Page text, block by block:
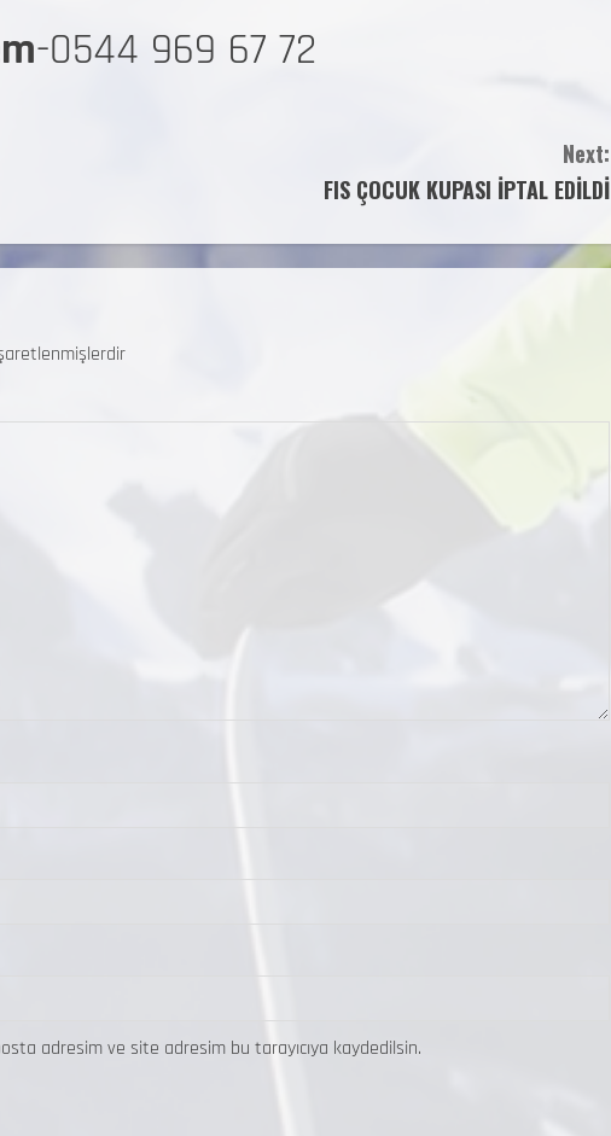
-0544 969 67 72
Next:
FIS ÇOCUK KUPASI İPTAL EDİLDİ
adresim ve site adresim bu tarayıcıya kaydedilsin.